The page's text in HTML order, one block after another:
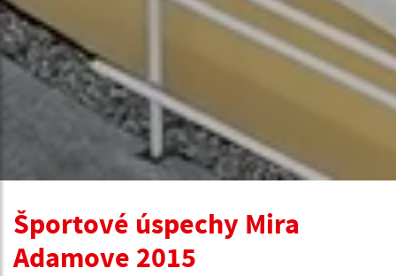
Športové úspechy Mira
Adamove 2015